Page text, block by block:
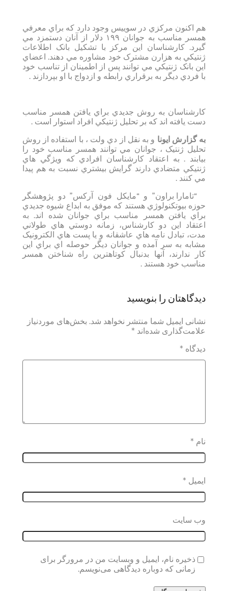
هم اکنون مرکزي در سوييس وجود دارد که براي معرفي
همسر مناسب به جوانان ۱۹۹ دلار از آنان دستمزد مي
گيرد. کارشناسان اين مرکز با تشکيل بانک اطلاعات
ژنتيکي به هزارن مشترک خود مشاوره مي دهند. اعضاي
اين بانک ژنتيکي مي توانند پس از اطمينان از تناسب خود
با فردي ديگر به برقراري رابطه و ازدواج با او بپردازند .
کارشناسان به روش جديدي براي يافتن همسر مناسب
دست يافته اند که بر تحليل ژنتيکي افراد استوار است .
به گزارش ایونا و به نقل از دي ولت ، با استفاده از روش
تحليل ژنتيک ، جوانان مي توانند همسر مناسب خود را
بيابند . به اعتقاد کارشناسان افرادي که ويژگي هاي
ژنتيکي متضادي دارند گرايش بيشتري نسبت به هم پيدا
مي کنند .
“تامارا براون” و “مايکل فون آرکس” دو پژوهشگر
حوزه بيوتکنولوژي هستند که موفق به ابداع شيوه جديدي
براي يافتن همسر مناسب براي جوانان شده اند. به
اعتقاد اين دو کارشناس، زمانه دوستي هاي طولاني
مدت، تبادل نامه هاي عاشقانه و يا پست هاي الکترونيک
مشابه به سر آمده و جوانان ديگر حوصله اي براي اين
کار ندارند، آنها بدنبال کوتاهترين راه شناختن همسر
مناسب خود هستند .
دیدگاهتان را بنویسید
نشانی ایمیل شما منتشر نخواهد شد. بخش‌های موردنیاز
علامت‌گذاری شده‌اند *
دیدگاه *
نام *
ایمیل *
وب‌ سایت
ذخیره نام، ایمیل و وبسایت من در مرورگر برای
زمانی که دوباره دیدگاهی می‌نویسم.